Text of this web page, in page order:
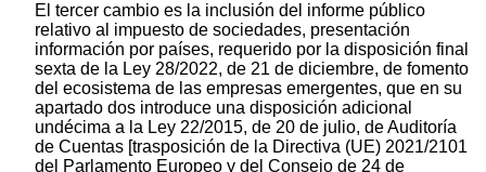
El tercer cambio es la inclusión del informe público
relativo al impuesto de sociedades, presentación
información por países, requerido por la disposición final
sexta de la Ley 28/2022, de 21 de diciembre, de fomento
del ecosistema de las empresas emergentes, que en su
apartado dos introduce una disposición adicional
undécima a la Ley 22/2015, de 20 de julio, de Auditoría
de Cuentas [trasposición de la Directiva (UE) 2021/2101
del Parlamento Europeo y del Consejo de 24 de